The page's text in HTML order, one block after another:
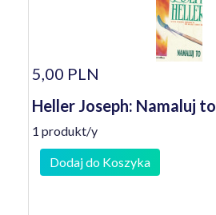
5,00 PLN
Heller Joseph: Namaluj to
1 produkt/y
Dodaj do Koszyka